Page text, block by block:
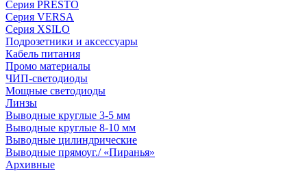
Серия PRESTO
Серия VERSA
Серия XSILO
Подрозетники и аксессуары
Кабель питания
Промо материалы
ЧИП-светодиоды
Мощные светодиоды
Линзы
Выводные круглые 3-5 мм
Выводные круглые 8-10 мм
Выводные цилиндрические
Выводные прямоуг./ «Пиранья»
Архивные